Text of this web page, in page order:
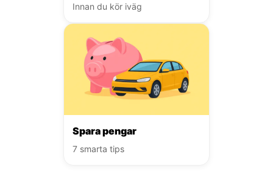
Innan du kör iväg
Spara pengar
7 smarta tips